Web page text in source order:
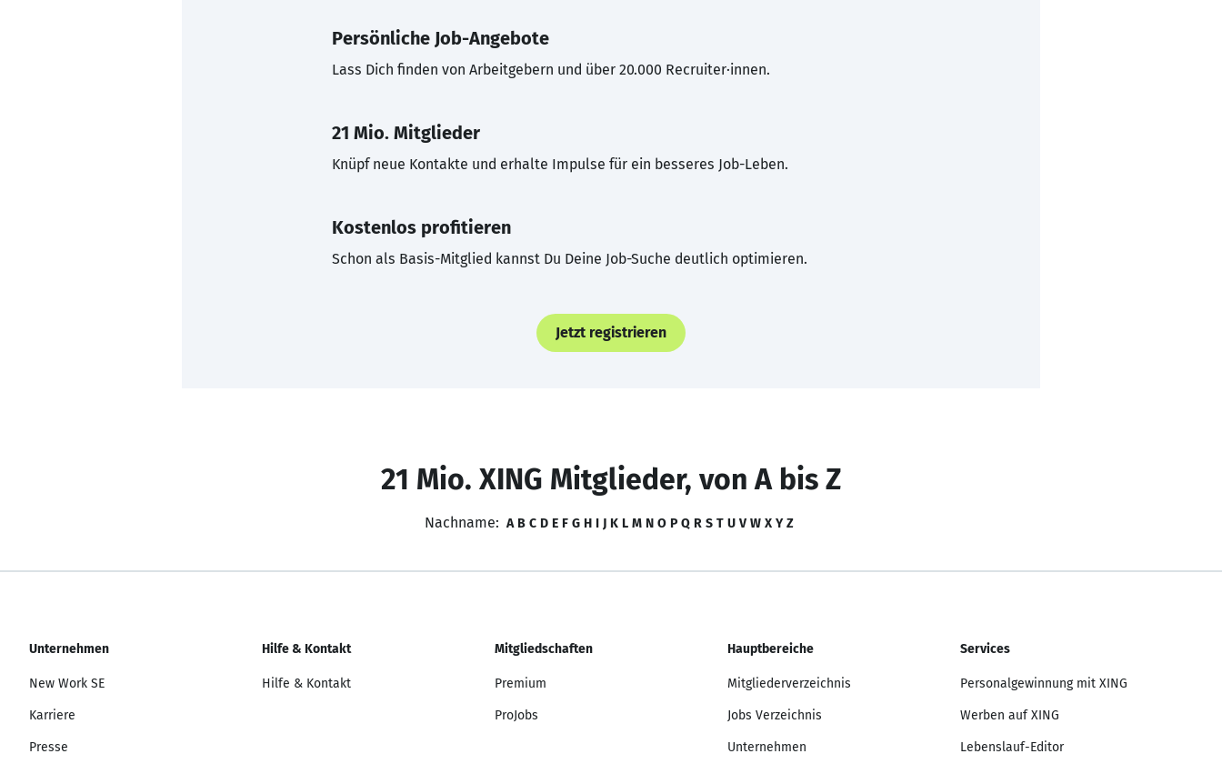
Persönliche Job-Angebote
Lass Dich finden von Arbeitgebern und über 20.000 Recruiter·innen.
21 Mio. Mitglieder
Knüpf neue Kontakte und erhalte Impulse für ein besseres Job-Leben.
Kostenlos profitieren
Schon als Basis-Mitglied kannst Du Deine Job-Suche deutlich optimieren.
Jetzt registrieren
21 Mio. XING Mitglieder, von A bis Z
Nachname: A B C D E F G H I J K L M N O P Q R S T U V W X Y Z
Unternehmen
New Work SE
Karriere
Presse
Hilfe & Kontakt
Hilfe & Kontakt
Mitgliedschaften
Premium
ProJobs
Hauptbereiche
Mitgliederverzeichnis
Jobs Verzeichnis
Unternehmen
Services
Personalgewinnung mit XING
Werben auf XING
Lebenslauf-Editor